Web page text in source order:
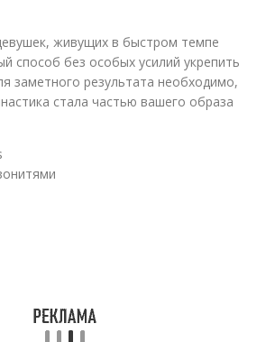
живущих в быстром темпе
способ без особых усилий укрепить
заметного результата необходимо,
стала частью вашего образа